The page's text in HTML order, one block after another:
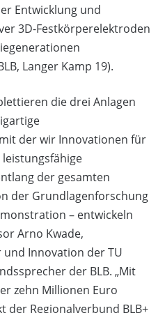
Entwicklung und
3D-Festkörperelektroden
Langer Kamp 19).
die drei Anlagen
der wir Innovationen für
der gesamten
der Grundlagenforschung
– entwickeln
Arno Kwade,
Innovation der TU
der BLB. „Mit
zehn Millionen Euro
der Regionalverbund BLB+